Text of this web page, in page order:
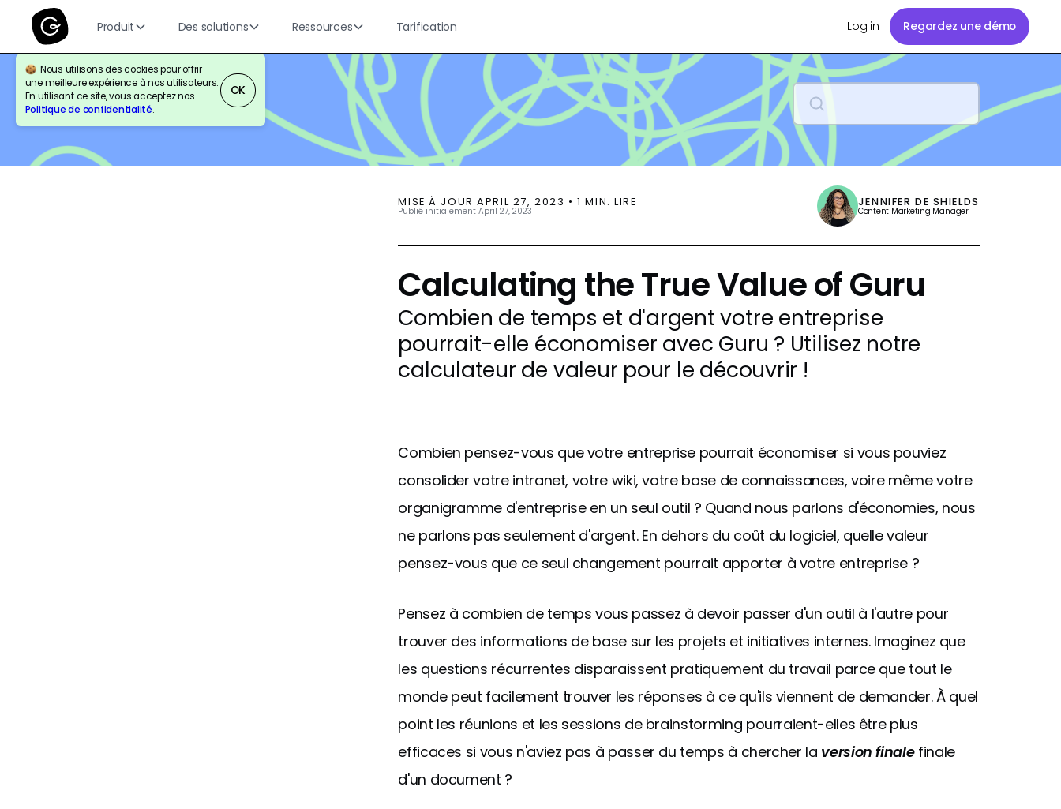
Produit Des solutions Ressources Tarification Log in Regardez une démo
Nous utilisons des cookies pour offrir
une meilleure expérience à nos utilisateurs.
En utilisant ce site, vous acceptez nos
Politique de confidentialité.
OK
BLOG PRODUCT ENABLEMENT
MISE À JOURAPRIL 27, 2023 •1 MIN. LIRE
Publié initialementApril 27, 2023
JENNIFER DE SHIELDS
Content Marketing Manager
Calculating the True Value of Guru
Combien de temps et d'argent votre entreprise
pourrait-elle économiser avec Guru ? Utilisez notre
calculateur de valeur pour le découvrir !
Combien pensez-vous que votre entreprise pourrait économiser si vous pouviez
consolider votre intranet, votre wiki, votre base de connaissances, voire même votre
organigramme d'entreprise en un seul outil ? Quand nous parlons d'économies, nous
ne parlons pas seulement d'argent. En dehors du coût du logiciel, quelle valeur
pensez-vous que ce seul changement pourrait apporter à votre entreprise ?
Pensez à combien de temps vous passez à devoir passer d'un outil à l'autre pour
trouver des informations de base sur les projets et initiatives internes. Imaginez que
les questions récurrentes disparaissent pratiquement du travail parce que tout le
monde peut facilement trouver les réponses à ce qu'ils viennent de demander. À quel
point les réunions et les sessions de brainstorming pourraient-elles être plus
efficaces si vous n'aviez pas à passer du temps à chercher la version finalefinale
d'un document ?